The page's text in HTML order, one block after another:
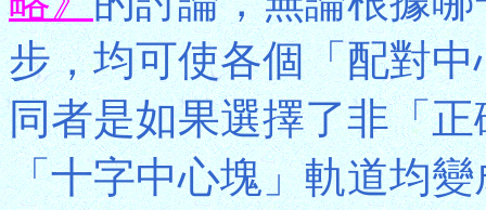
步，均可使各個「配對
同者是如果選擇了非「
「十字中心塊」軌道均